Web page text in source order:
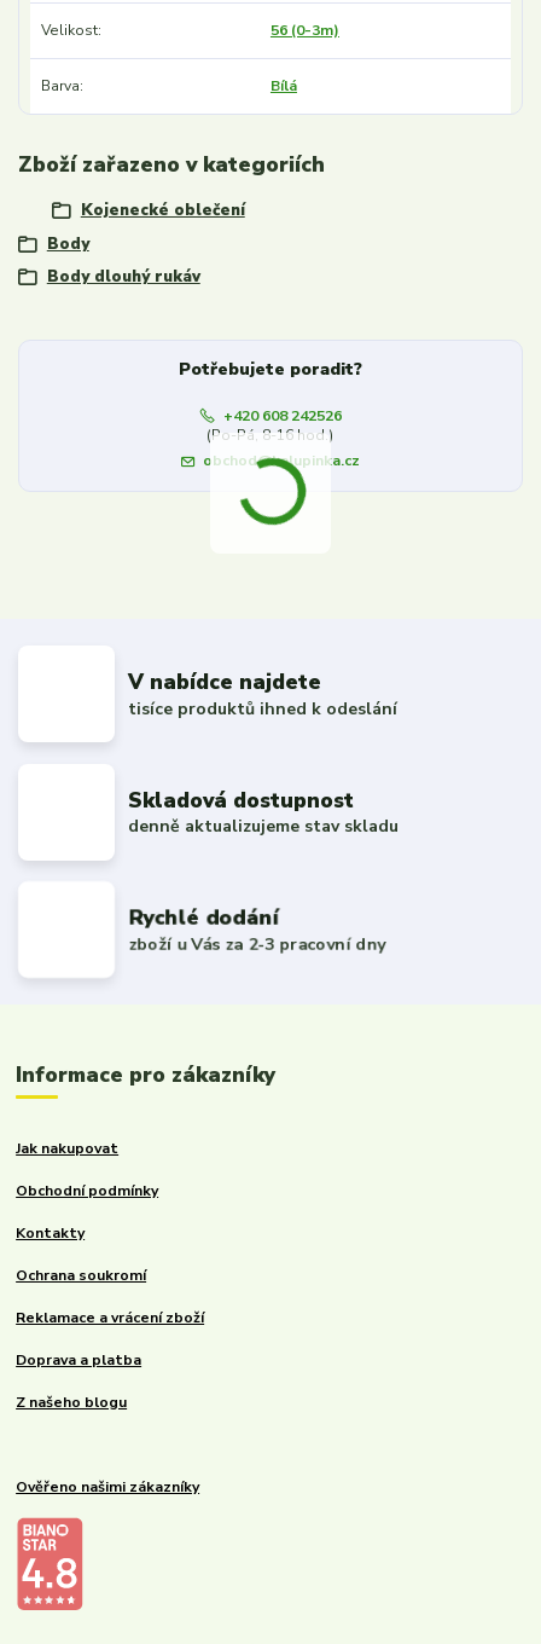
Velikost 56 (0-3m)
Barva Bílá
Zboží zařazeno v kategoriích
Kojenecké oblečení
Body
Body dlouhý rukáv
Potřebujete poradit?
+420 608 242526
(Po-Pá, 8-16 hod.)
obchod@kalupinka.cz
V nabídce najdete
tisíce produktů ihned k odeslání
Skladová dostupnost
denně aktualizujeme stav skladu
Rychlé dodání
zboží u Vás za 2-3 pracovní dny
Informace pro zákazníky
Jak nakupovat
Obchodní podmínky
Kontakty
Ochrana soukromí
Reklamace a vrácení zboží
Doprava a platba
Z našeho blogu
Ověřeno našimi zákazníky